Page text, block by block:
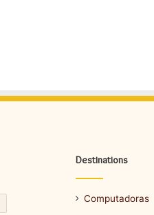
Destinations
Computadoras